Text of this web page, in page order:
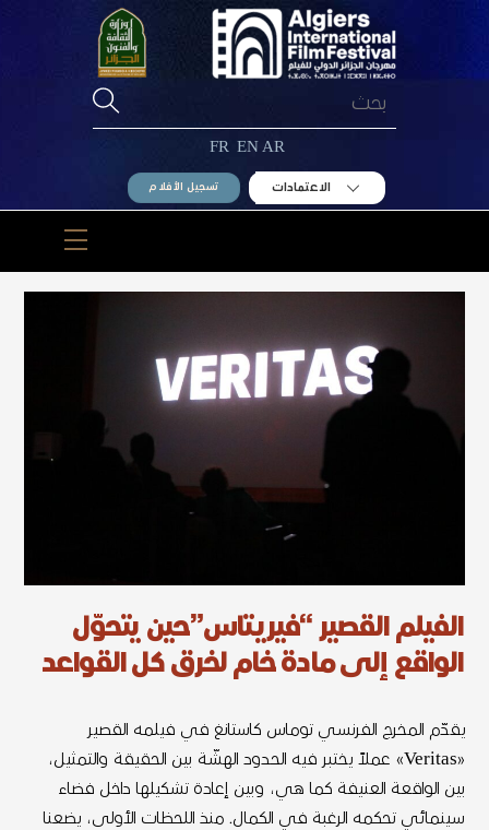
AR
EN
FR
الاعتمادات تسجيل الأفلام
Menu
الفيلم القصير “فيريــتاس”حين يتحوّل
الواقع إلى مادة خام لخرق كل القواعد
يقدّم المخرج الفرنسي توماس كاستانغ في فيلمه القصير
«Veritas» عملاً يختبر فيه الحدود الهشّة بين الحقيقة والتمثيل،
بين الواقعة العنيفة كما هي، وبين إعادة تشكيلها داخل فضاء
سينمائي تحكمه الرغبة في الكمال. منذ اللحظات الأولى، يضعنا